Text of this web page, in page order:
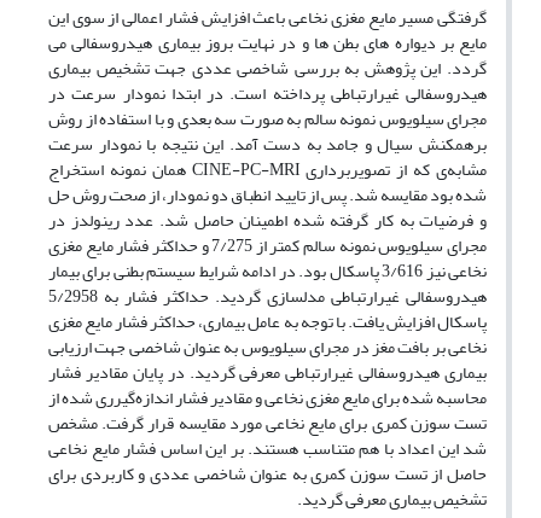
گرفتگی مسیر مایع مغزی نخاعی باعث افزایش فشار اعمالی از سوی این
مایع بر دیواره های بطن ها و در نهایت بروز بیماری هیدروسفالی می
گردد. این پژوهش به بررسی شاخصی عددی جهت تشخیص بیماری
هیدروسفالی غیر‌ارتباطی پرداخته است. در ابتدا نمودار سرعت در
مجرای سیلویوس نمونه سالم به صورت سه بعدی و با استفاده از روش
برهمکنش سیال و جامد به دست آمد. این نتیجه با نمودار سرعت
مشابه‌ی که از تصویربرداری CINE-PC-MRI همان نمونه استخراج
شده بود مقایسه شد. پس از تایید انطباق دو نمودار، از صحت روش حل
و فرضیات به کار گرفته شده اطمینان حاصل شد. عدد رینولدز در
مجرای سیلویوس نمونه سالم کمتر از 7/275 و حداکثر فشار مایع مغزی
نخاعی نیز 3/616 پاسکال بود. در ادامه شرایط سیستم بطنی برای بیمار
هیدروسفالی غیرارتباطی مدلسازی گردید. حداکثر فشار به 5/2958
پاسکال افزایش یافت. با توجه به عامل بیماری، حداکثر فشار مایع مغزی
نخاعی بر بافت مغز در مجرای سیلویوس به عنوان شاخصی جهت ارزیابی
بیماری هیدروسفالی غیرارتباطی معرفی گردید. در پایان مقادیر فشار
محاسبه شده برای مایع مغزی نخاعی و مقادیر فشار اندازه‌گیرری شده از
تست سوزن کمری برای مایع نخاعی مورد مقایسه قرار گرفت. مشخص
شد این اعداد با هم متناسب هستند. بر این اساس فشار مایع نخاعی
حاصل از تست سوزن کمری به عنوان شاخصی عددی و کاربردی برای
تشخیص بیماری معرفی گردید.